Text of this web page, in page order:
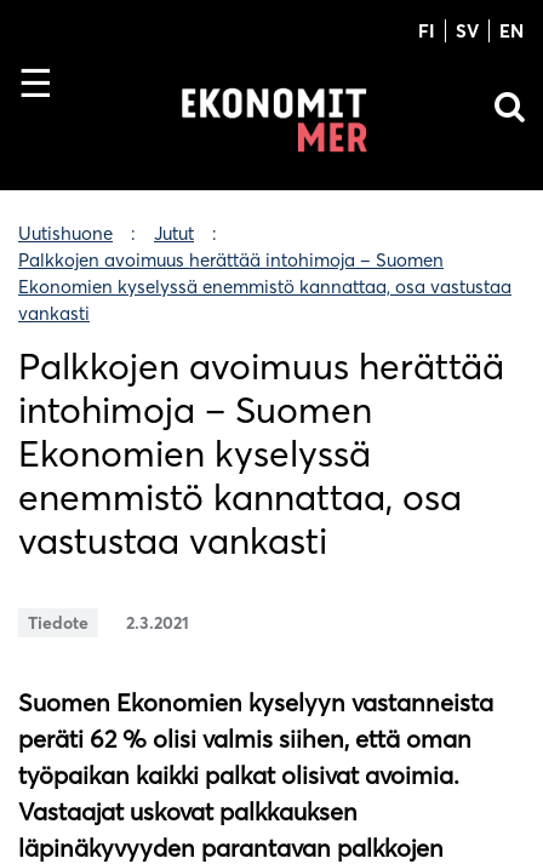
FI SV EN
Uutishuone
Jutut
Palkkojen avoimuus herättää intohimoja – Suomen
Ekonomien kyselyssä enemmistö kannattaa, osa vastustaa
vankasti
Palkkojen avoimuus herättää
intohimoja – Suomen
Ekonomien kyselyssä
enemmistö kannattaa, osa
vastustaa vankasti
Tiedote 2.3.2021
Suomen Ekonomien kyselyyn vastanneista
peräti 62 % olisi valmis siihen, että oman
työpaikan kaikki palkat olisivat avoimia.
Vastaajat uskovat palkkauksen
läpinäkyvyyden parantavan palkkojen